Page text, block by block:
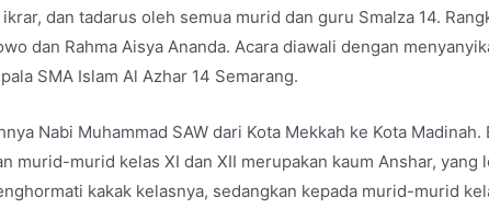
dan tadarus oleh semua murid dan guru Smalza 14.
dan Rahma Aisya Ananda. Acara diawali dengan
SMA Islam Al Azhar 14 Semarang.
Nabi Muhammad SAW dari Kota Mekkah ke Kota
murid-murid kelas XI dan XII merupakan kaum Anshar,
kakak kelasnya, sedangkan kepada murid-murid